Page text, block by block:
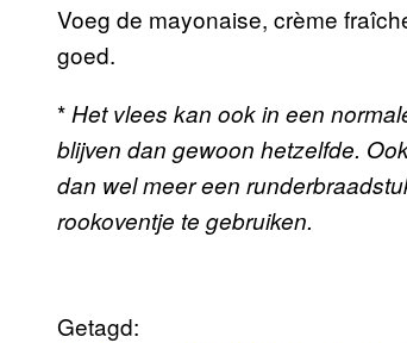
Voeg de mayonaise, crème
goed.
* Het vlees kan ook in een
blijven dan gewoon hetzelfde.
dan wel meer een
rookoventje te gebruiken.
Getagd: